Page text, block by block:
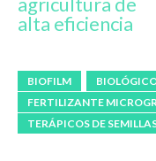
alta eficiencia
BIOFILM
FERTILIZANTE
TERÁPICOS DE